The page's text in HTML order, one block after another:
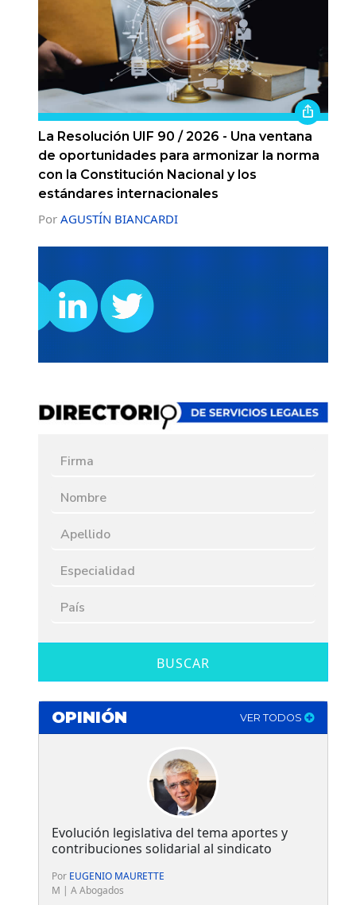
La Resolución UIF 90 / 2026 - Una ventana
de oportunidades para armonizar la norma
con la Constitución Nacional y los
estándares internacionales
Por AGUSTÍN BIANCARDI
BUSCAR
OPINIÓN VER TODOS
Evolución legislativa del tema aportes y
contribuciones solidarial al sindicato
Por EUGENIO MAURETTE
M | A Abogados